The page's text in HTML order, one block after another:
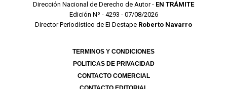
Dirección Nacional de Derecho de Autor - EN TRÁMITE
Edición Nº - 4293 - 07/08/2026
Director Periodístico de El Destape Roberto Navarro
TERMINOS Y CONDICIONES
POLITICAS DE PRIVACIDAD
CONTACTO COMERCIAL